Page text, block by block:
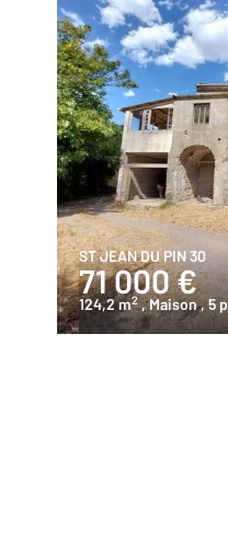
ST JEAN DU PIN 30
71 000 €
124,2 m2 , Maison, 5